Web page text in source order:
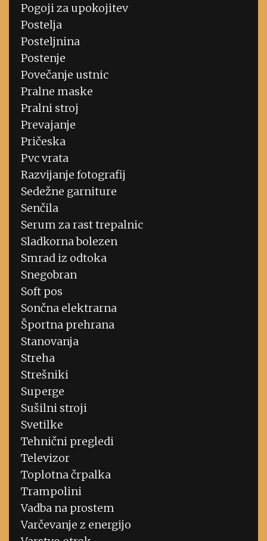
Pogoji za upokojitev
Postelja
Posteljnina
Postenje
Povečanje ustnic
Pralne maske
Pralni stroj
Prevajanje
Pričeska
Pvc vrata
Razvijanje fotografij
Sedežne garniture
Senčila
Serum za rast trepalnic
Sladkorna bolezen
Smrad iz odtoka
Snegobran
Soft pos
Sončna elektrarna
Športna prehrana
Stanovanja
Streha
Strešniki
Superge
Sušilni stroji
Svetilke
Tehnični pregledi
Televizor
Toplotna črpalka
Trampolini
Vadba na prostem
Varčevanje z energijo